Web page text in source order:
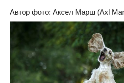
Автор фото: Аксел Марш (Axl